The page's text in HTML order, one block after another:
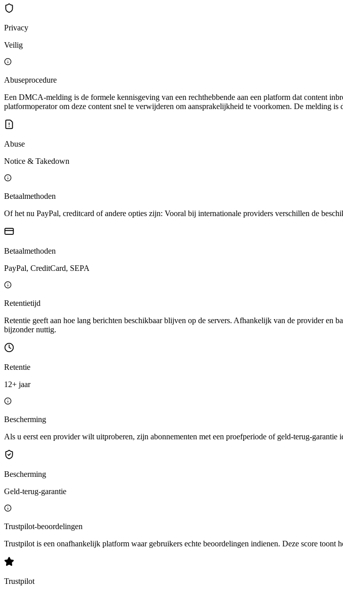
Privacy
Veilig
Abuseprocedure
Een DMCA-melding is de formele kennisgeving van een rechthebbende aan een platform dat content
platformoperator om deze content snel te verwijderen om aansprakelijkheid te voorkomen. De melding is
Abuse
Notice & Takedown
Betaalmethoden
Of het nu PayPal, creditcard of andere opties zijn: Vooral bij internationale providers verschillen de
Betaalmethoden
PayPal, CreditCard, SEPA
Retentietijd
Retentie geeft aan hoe lang berichten beschikbaar blijven op de servers. Afhankelijk van de provider en
bijzonder nuttig.
Retentie
12+ jaar
Bescherming
Als u eerst een provider wilt uitproberen, zijn abonnementen met een proefperiode of geld-terug-
Bescherming
Geld-terug-garantie
Trustpilot-beoordelingen
Trustpilot is een onafhankelijk platform waar gebruikers echte beoordelingen indienen. Deze score toont
Trustpilot